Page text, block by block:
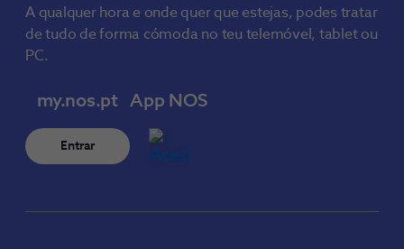
A qualquer hora e onde quer que estejas, podes tratar
de tudo de forma cómoda no teu telemóvel, tablet ou
PC.
my.nos.pt
Entrar
App NOS